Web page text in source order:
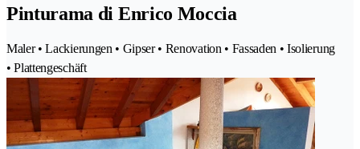
Pinturama di Enrico Moccia
Maler • Lackierungen • Gipser • Renovation • Fassaden • Isolierung
• Plattengeschäft